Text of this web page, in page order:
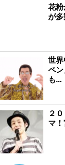
花
が多
世
ペ
も...
２
マ